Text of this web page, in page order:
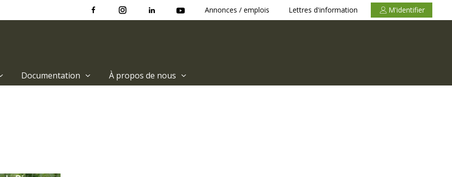
Annonces / emplois Lettres d'information M'identifier
Documentation À propos de nous